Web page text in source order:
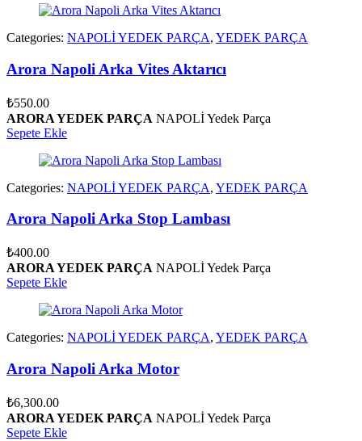
Categories: NAPOLİ YEDEK PARÇA, YEDEK PARÇA
Arora Napoli Arka Vites Aktarıcı
₺550.00
ARORA YEDEK PARÇA NAPOLİ Yedek Parça
Sepete Ekle
Categories: NAPOLİ YEDEK PARÇA, YEDEK PARÇA
Arora Napoli Arka Stop Lambası
₺400.00
ARORA YEDEK PARÇA NAPOLİ Yedek Parça
Sepete Ekle
Categories: NAPOLİ YEDEK PARÇA, YEDEK PARÇA
Arora Napoli Arka Motor
₺6,300.00
ARORA YEDEK PARÇA NAPOLİ Yedek Parça
Sepete Ekle